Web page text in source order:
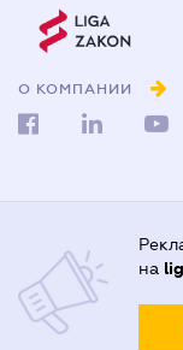
О КОМПАНИИ
на